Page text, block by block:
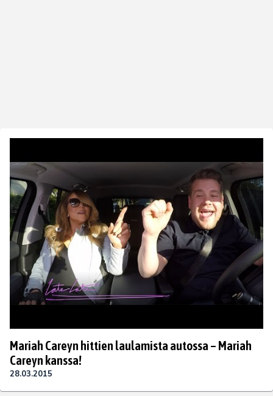
Mariah Careyn hittien laulamista autossa – Mariah
Careyn kanssa!
28.03.2015